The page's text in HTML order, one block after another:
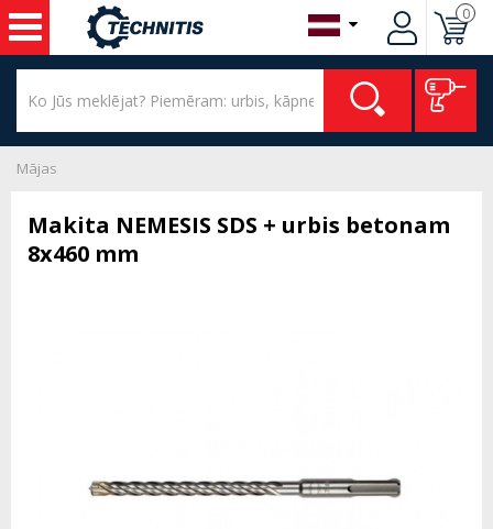
0
Mājas
Makita NEMESIS SDS + urbis betonam
8x460 mm